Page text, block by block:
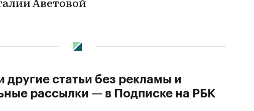
Аветовой
другие статьи без рекламы и
рассылки — в Подписке на РБК